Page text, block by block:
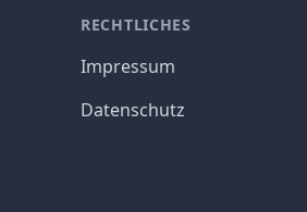
RECHTLICHES
Impressum
Datenschutz